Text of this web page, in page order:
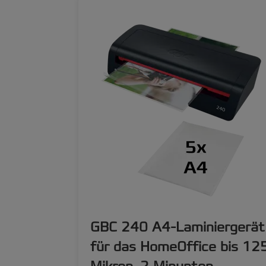
GBC 240 A4-Laminiergerät
für das HomeOffice bis